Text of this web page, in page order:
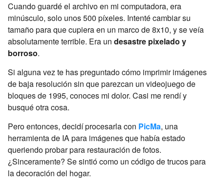
Cuando guardé el archivo en mi computadora, era
minúsculo, solo unos 500 píxeles. Intenté cambiar su
tamaño para que cupiera en un marco de 8x10, y se veía
absolutamente terrible. Era un desastre pixelado y
borroso.
Si alguna vez te has preguntado cómo imprimir imágenes
de baja resolución sin que parezcan un videojuego de
bloques de 1995, conoces mi dolor. Casi me rendí y
busqué otra cosa.
Pero entonces, decidí procesarla con PicMa, una
herramienta de IA para imágenes que había estado
queriendo probar para restauración de fotos.
¿Sinceramente? Se sintió como un código de trucos para
la decoración del hogar.